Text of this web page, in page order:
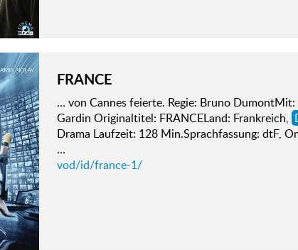
FRANCE
… von Cannes feierte. Regie: Bruno
Gardin Originaltitel: FRANCELand: Frankreich,
Drama Laufzeit: 128 Min.Sprachfassung: dtF,
…
vod/id/france-1/